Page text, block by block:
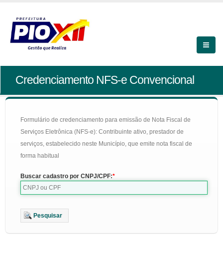
Credenciamento NFS-e Convencional
Formulário de credenciamento para emissão de Nota Fiscal de
Serviços Eletrônica (NFS-e): Contribuinte ativo, prestador de
serviços, estabelecido neste Município, que emite nota fiscal de
forma habitual
Buscar cadastro por CNPJ/CPF:
Pesquisar